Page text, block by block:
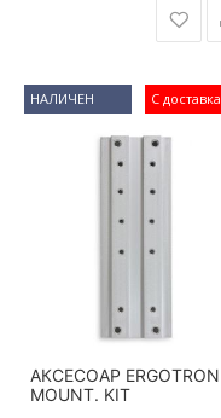
С доставка
НАЛИЧЕН
АКСЕСОАР ERGOTRON
MOUNT. KIT